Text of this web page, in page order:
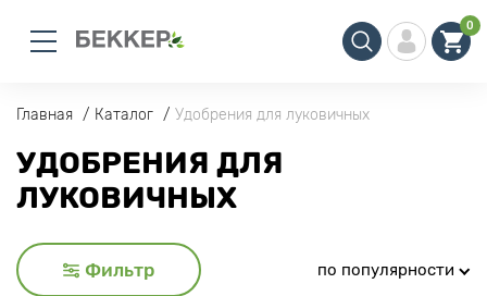
0
Главная Каталог Удобрения для луковичных
УДОБРЕНИЯ ДЛЯ
ЛУКОВИЧНЫХ
Фильтр по популярности